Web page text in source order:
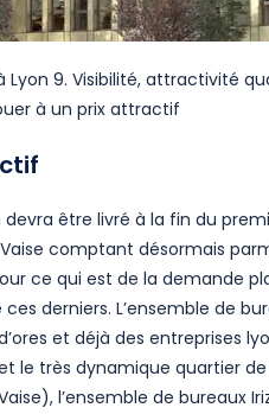
9. Visibilité, attractivité
à un prix attractif
être livré à la fin du
comptant désormais
ce qui est de la demande
derniers. L’ensemble de
et déjà des entreprises
le très dynamique quartier
l’ensemble de bureaux